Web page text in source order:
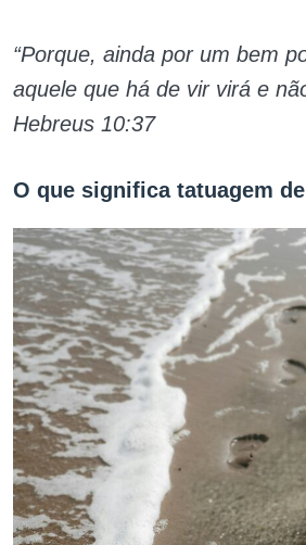
“Porque, ainda por um bem
aquele que há de vir virá e
Hebreus 10:37
O que significa tatuagem